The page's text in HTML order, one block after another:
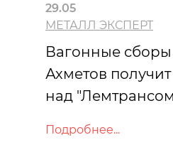
29.05
МЕТАЛЛ ЭКСПЕРТ
Вагонные
Ахметов
над
Подробнее...